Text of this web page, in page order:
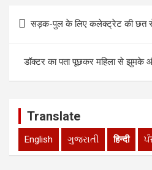
p
p
o
k
navigation
सड़क-पुल के लिए कलेक्ट्रेट की छत
डॉक्टर का पता पूछकर महिला से
Translate
English ગુજરાતી हिन्दी